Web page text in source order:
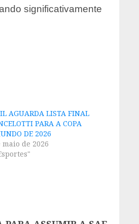
significativamente
AGUARDA LISTA FINAL
PARA A COPA
DE 2026
maio de 2026